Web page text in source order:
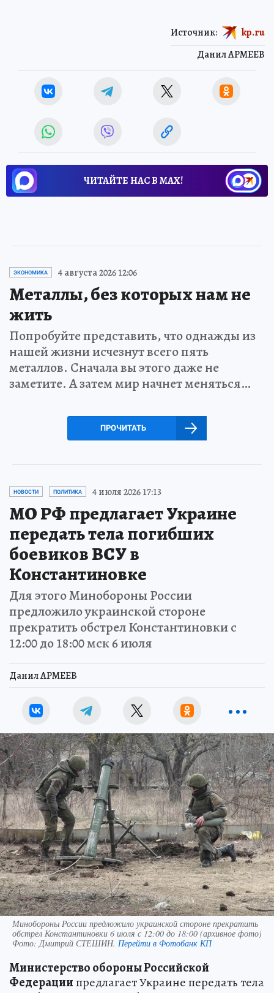
Данил АРМЕЕВ
Источник: kp.ru
ЧИТАЙТЕ НАС В МАХ!
ЭКОНОМИКА 4 августа 2026 12:06
Металлы, без которых нам не
жить
Попробуйте представить, что однажды из
нашей жизни исчезнут всего пять
металлов. Сначала вы этого даже не
заметите. А затем мир начнет меняться…
ПРОЧИТАТЬ
НОВОСТИ ПОЛИТИКА 4 июля 2026 17:13
МО РФ предлагает Украине
передать тела погибших
боевиков ВСУ в
Константиновке
Для этого Минобороны России
предложило украинской стороне
прекратить обстрел Константиновки с
12:00 до 18:00 мск 6 июля
Данил АРМЕЕВ
Минобороны России предложило украинской стороне прекратить
обстрел Константиновки 6 июля с 12:00 до 18:00 (архивное фото)
Фото:Дмитрий СТЕШИН. Перейти в Фотобанк КП
Министерство обороны Российской
Федерациипредлагает Украине передать тела